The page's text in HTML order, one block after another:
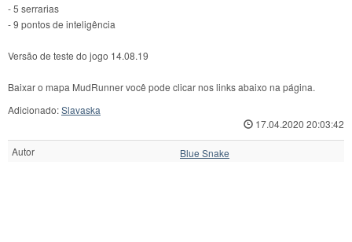
- 5 serrarias
- 9 pontos de inteligência
Versão de teste do jogo 14.08.19
Baixar o mapa MudRunner você pode clicar nos links abaixo na página.
Adicionado:Slavaska
17.04.2020 20:03:42
Autor Blue Snake